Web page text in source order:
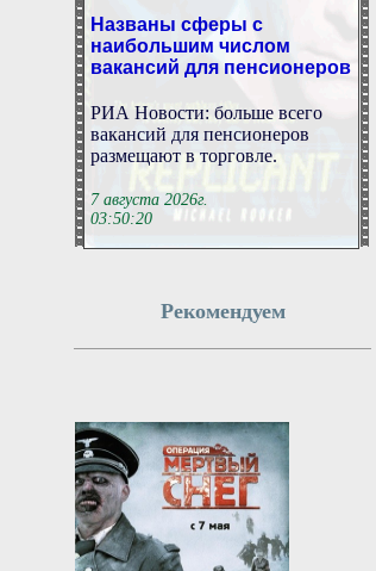
Названы сферы с
наибольшим числом
вакансий для пенсионеров
вакансий для пенсионеров
размещают в торговле.
03:50:20
03:50:18
Минтранс предложил
разрешить устанавливать
защиту от БПЛА при
ремонте дорог
Рекомендуем